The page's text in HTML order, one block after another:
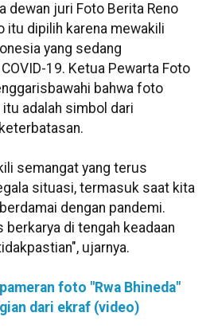
dewan juri Foto Berita Reno
itu dipilih karena mewakili
yang sedang
19. Ketua Pewarta Foto
bahwa foto
itu adalah simbol dari
semangat yang terus
situasi, termasuk saat kita
dengan pandemi.
di tengah keadaan
ujarnya.
foto "Rwa Bhineda"
dari ekraf (video)